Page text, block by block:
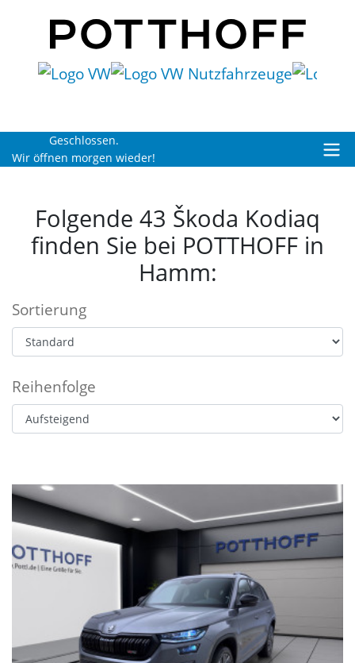
Geschlossen.
Wir öffnen morgen wieder!
Folgende 43 Škoda Kodiaq
finden Sie bei POTTHOFF in
Hamm:
Sortierung
Reihenfolge